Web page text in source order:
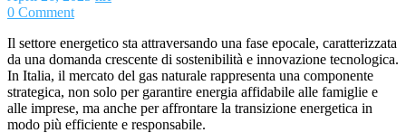
0 Comment
Il settore energetico sta attraversando una fase epocale, caratterizzata
da una domanda crescente di sostenibilità e innovazione tecnologica.
In Italia, il mercato del gas naturale rappresenta una componente
strategica, non solo per garantire energia affidabile alle famiglie e
alle imprese, ma anche per affrontare la transizione energetica in
modo più efficiente e responsabile.